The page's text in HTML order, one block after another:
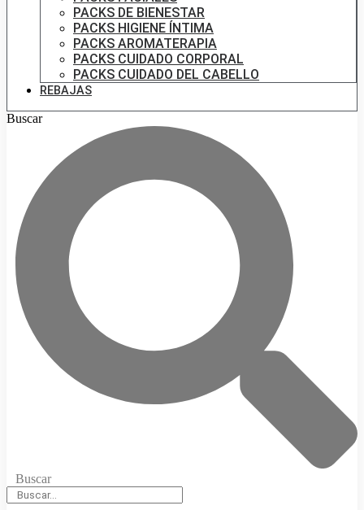
PACKS DE BIENESTAR
PACKS HIGIENE ÍNTIMA
PACKS AROMATERAPIA
PACKS CUIDADO CORPORAL
PACKS CUIDADO DEL CABELLO
REBAJAS
Buscar
Buscar